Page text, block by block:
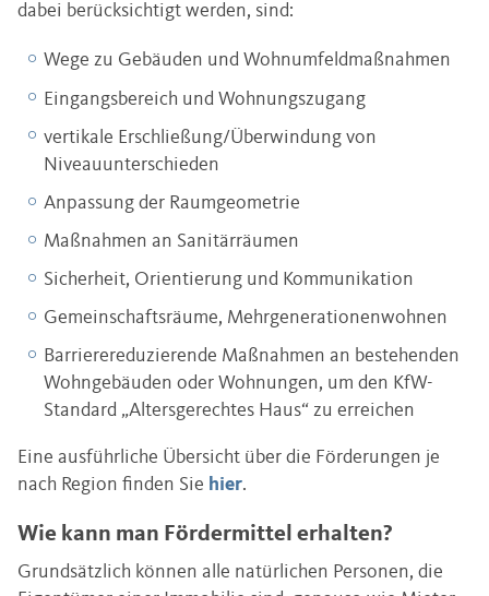
dabei berücksichtigt werden, sind:
Wege zu Gebäuden und Wohnumfeldmaßnahmen
Eingangsbereich und Wohnungszugang
vertikale Erschließung/Überwindung von
Niveauunterschieden
Anpassung der Raumgeometrie
Maßnahmen an Sanitärräumen
Sicherheit, Orientierung und Kommunikation
Gemeinschaftsräume, Mehrgenerationenwohnen
Barrierereduzierende Maßnahmen an bestehenden
Wohngebäuden oder Wohnungen, um den KfW-
Standard „Altersgerechtes Haus“ zu erreichen
Eine ausführliche Übersicht über die Förderungen je
nach Region finden Sie hier.
Wie kann man Fördermittel erhalten?
Grundsätzlich können alle natürlichen Personen, die